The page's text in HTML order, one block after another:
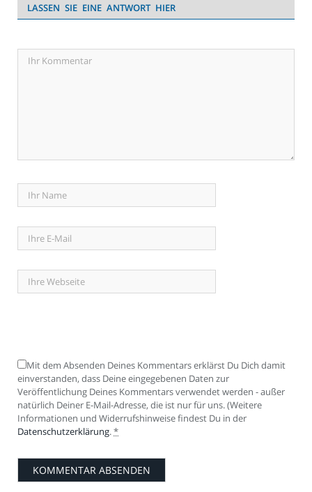
LASSEN SIE EINE ANTWORT HIER
Mit dem Absenden Deines Kommentars erklärst Du Dich damit
einverstanden, dass Deine eingegebenen Daten zur
Veröffentlichung Deines Kommentars verwendet werden - außer
natürlich Deiner E-Mail-Adresse, die ist nur für uns. (Weitere
Informationen und Widerrufshinweise findest Du in der
Datenschutzerklärung.*